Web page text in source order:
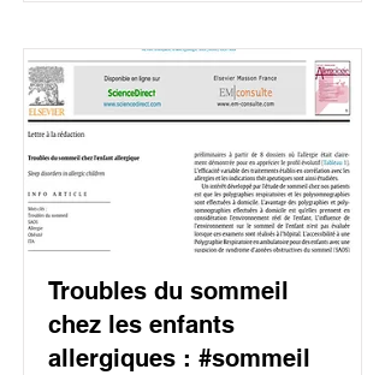
Troubles du sommeil
chez les enfants
allergiques : #sommeil